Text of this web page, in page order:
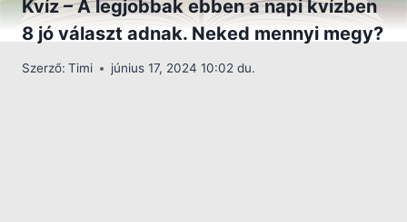
Kvíz – A legjobbak ebben a napi kvízben
8 jó választ adnak. Neked mennyi megy?
Szerző: Timi június 17, 2024 10:02 du.